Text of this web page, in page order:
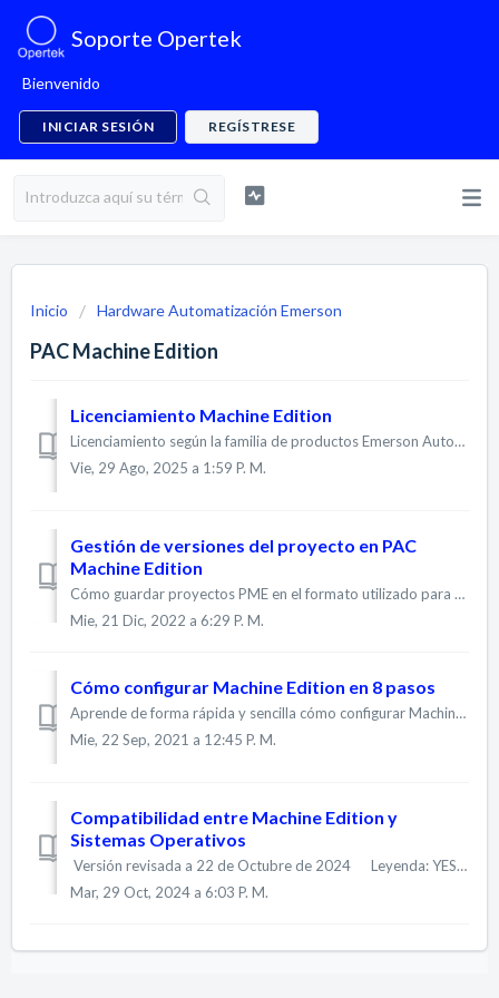
Soporte Opertek
Bienvenido
INICIAR SESIÓN REGÍSTRESE
Inicio Hardware Automatización Emerson
PAC Machine Edition
Licenciamiento Machine Edition
Licenciamiento según la familia de productos Emerson Automation En función del tipo de hardware con el que se vaya a trabajar, existen diferentes opciones ...
Vie, 29 Ago, 2025 a 1:59 P. M.
Gestión de versiones del proyecto en PAC
Machine Edition
Cómo guardar proyectos PME en el formato utilizado para versiones anteriores Hasta la versión 9.5, las versiones superiores de PME permiten abrir proyectos...
Mie, 21 Dic, 2022 a 6:29 P. M.
Cómo configurar Machine Edition en 8 pasos
Aprende de forma rápida y sencilla cómo configurar Machine Edition y gestiona todo el hardware de automatización de Emerson (originalmente GE Autom...
Mie, 22 Sep, 2021 a 12:45 P. M.
Compatibilidad entre Machine Edition y
Sistemas Operativos
Versión revisada a 22 de Octubre de 2024 Leyenda: YES - Sistema Operativo totalmente soportado YES - Sistema Operativo soportado con algunas ...
Mar, 29 Oct, 2024 a 6:03 P. M.